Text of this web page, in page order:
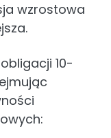
wzrostowa
10-